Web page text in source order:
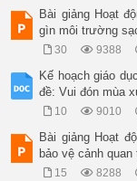
Bài giảng Hoạt
gìn môi trường
30 9388
Kế hoạch giáo
đề: Vui đón mùa
10 9010
Bài giảng Hoạt
bảo vệ cảnh quan
15 8288